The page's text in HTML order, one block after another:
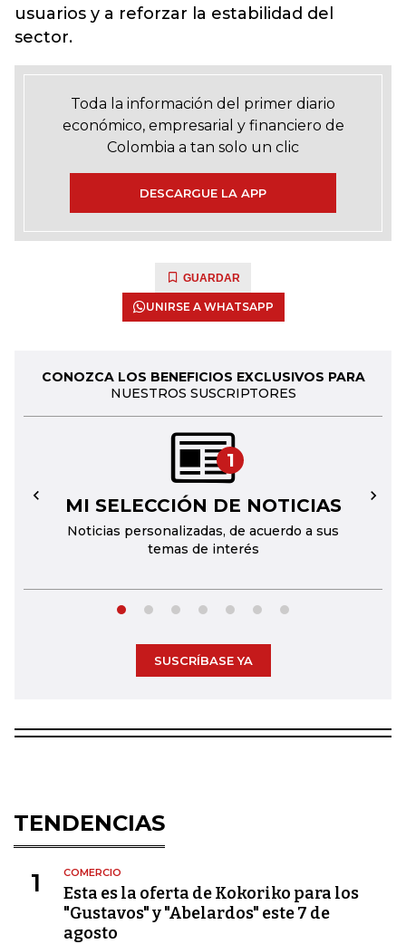
usuarios y a reforzar la estabilidad del
sector.
Toda la información del primer diario
económico, empresarial y financiero de
Colombia a tan solo un clic
DESCARGUE LA APP
GUARDAR
UNIRSE A WHATSAPP
CONOZCA LOS BENEFICIOS EXCLUSIVOS PARA
NUESTROS SUSCRIPTORES
1
MI SELECCIÓN DE NOTICIAS
Noticias personalizadas, de acuerdo a sus
temas de interés
← →
SUSCRÍBASE YA
TENDENCIAS
1 COMERCIO
Esta es la oferta de Kokoriko para los
"Gustavos" y "Abelardos" este 7 de
agosto